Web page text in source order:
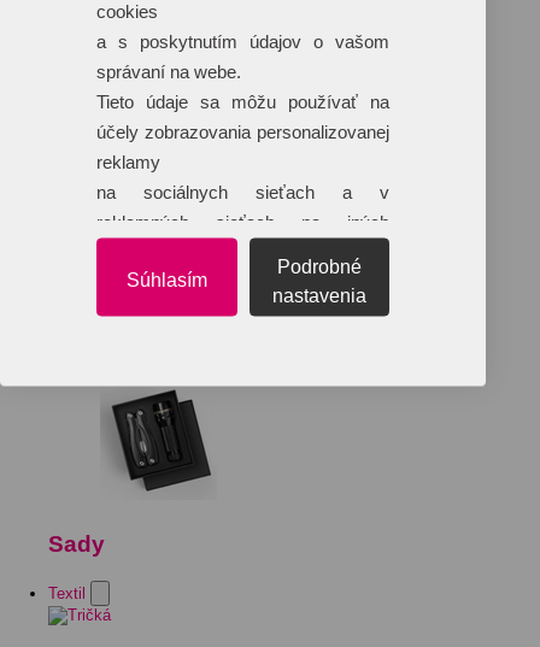
Sady
Textil
cookies
a s poskytnutím údajov o vašom
správaní na webe.
Tieto údaje sa môžu používať na
účely zobrazovania personalizovanej
reklamy
na sociálnych sieťach a v
reklamných sieťach na iných
Súhlasím
Podrobné
nastavenia